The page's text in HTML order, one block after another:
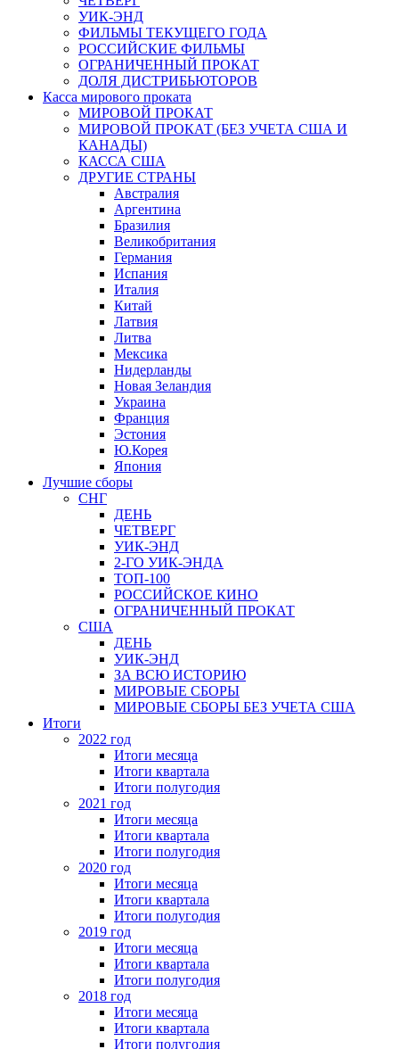
УИК-ЭНД
ФИЛЬМЫ ТЕКУЩЕГО ГОДА
РОССИЙСКИЕ ФИЛЬМЫ
ОГРАНИЧЕННЫЙ ПРОКАТ
ДОЛЯ ДИСТРИБЬЮТОРОВ
Касса мирового проката
МИРОВОЙ ПРОКАТ
МИРОВОЙ ПРОКАТ (БЕЗ УЧЕТА США И
КАНАДЫ)
КАССА США
ДРУГИЕ СТРАНЫ
Австралия
Аргентина
Бразилия
Великобритания
Германия
Испания
Италия
Китай
Латвия
Литва
Мексика
Нидерланды
Новая Зеландия
Украина
Франция
Эстония
Ю.Корея
Япония
Лучшие сборы
СНГ
ДЕНЬ
ЧЕТВЕРГ
УИК-ЭНД
2-ГО УИК-ЭНДА
ТОП-100
РОССИЙСКОЕ КИНО
ОГРАНИЧЕННЫЙ ПРОКАТ
США
ДЕНЬ
УИК-ЭНД
ЗА ВСЮ ИСТОРИЮ
МИРОВЫЕ СБОРЫ
МИРОВЫЕ СБОРЫ БЕЗ УЧЕТА США
Итоги
2022 год
Итоги месяца
Итоги квартала
Итоги полугодия
2021 год
Итоги месяца
Итоги квартала
Итоги полугодия
2020 год
Итоги месяца
Итоги квартала
Итоги полугодия
2019 год
Итоги месяца
Итоги квартала
Итоги полугодия
2018 год
Итоги месяца
Итоги квартала
Итоги полугодия